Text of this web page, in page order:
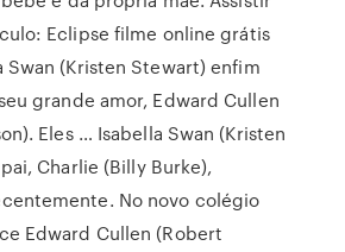
Eclipse filme online grátis
Swan (Kristen Stewart) enfim
grande amor, Edward Cullen
Eles … Isabella Swan (Kristen
Charlie (Billy Burke),
No novo colégio
Edward Cullen (Robert